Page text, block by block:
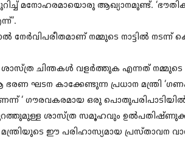
മനോഹരമായൊരു ആഖ്യാനമുണ്ട്.
നേർവിപരീതമാണ് നമ്മുടെ നാട്ടിൽ നടന്ന്
ശാസ്ത്ര ചിന്തകൾ വളർത്തുക എന്നത്
ഭരണ ഘടന കാക്കേണ്ടുന്ന പ്രധാന മന്ത്രി
‘ ഗൗരവകരമായ ഒരു
ശാസ്ത്ര സമൂഹവും ഉൽപതിഷ്ണുക്കളും
മന്ത്രിയുടെ ഈ പരിഹാസ്യമായ പ്രസ്താവന